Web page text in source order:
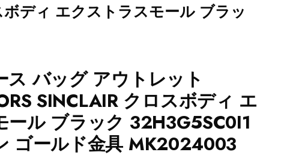
ディ エクストラスモール ブラッ
ス バッグ アウトレット
SINCLAIR クロスボディ エ
ール ブラック 32H3G5SC0I1
ゴールド金具 MK2024003